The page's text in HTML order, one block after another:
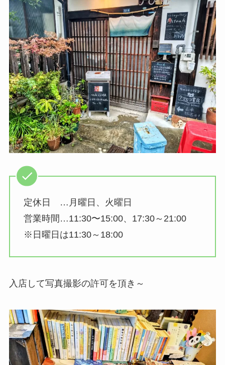
定休日 …月曜日、火曜日
営業時間…11:30〜15:00、17:30～21:00
※日曜日は11:30～18:00
入店して写真撮影の許可を頂き～